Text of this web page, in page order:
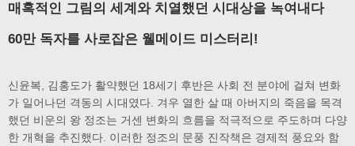
매혹적인 그림의 세계와 치열했던 시대상을 녹여내다
60만 독자를 사로잡은 웰메이드 미스터리!
신윤복, 김홍도가 활약했던 18세기 후반은 사회 전 분야에 걸쳐 변화
가 일어나던 격동의 시대였다. 겨우 열한 살 때 아버지의 죽음을 목격
했던 비운의 왕 정조는 거센 변화의 흐름을 적극적으로 주도하며 다양
한 개혁을 추진했다. 이러한 정조의 문풍 진작책은 경제적 풍요와 함